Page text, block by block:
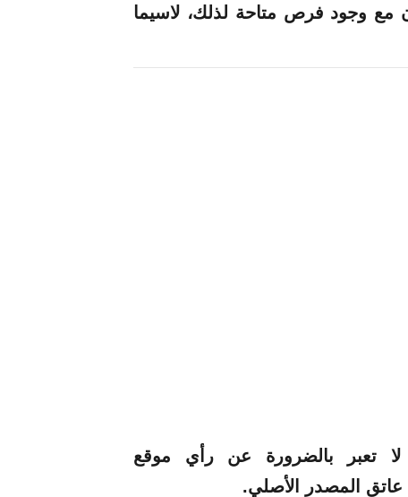
مع وجود فرص متاحة لذلك، لاسيما
لا تعبر بالضرورة عن رأي موقع